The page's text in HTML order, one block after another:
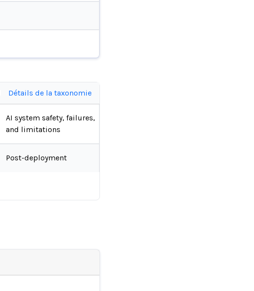
Détails de la taxonomie
AI system safety, failures,
and limitations
Post-deployment